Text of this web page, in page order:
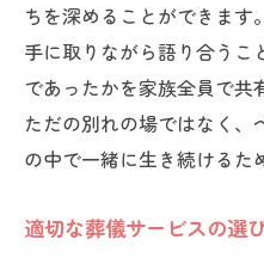
ちを深めることができます
手に取りながら語り合うこ
であったかを家族全員で共
ただの別れの場ではなく
の中で一緒に生き続けるた
適切な葬儀サービスの選